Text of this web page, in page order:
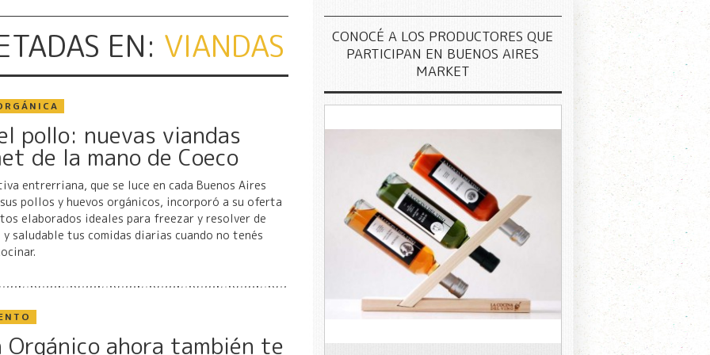
EN: VIANDAS
pollo: nuevas viandas
de la mano de Coeco
entrerriana, que se luce en cada Buenos Aires
pollos y huevos orgánicos, incorporó a su oferta
elaborados ideales para freezar y resolver de
y saludable tus comidas diarias cuando no tenés
Orgánico ahora también te
CONOCÉ A LOS PRODUCTORES QUE
PARTICIPAN EN BUENOS AIRES
MARKET